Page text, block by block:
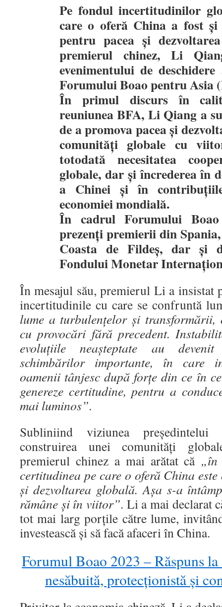
Pe fondul incertitudinilor
care o oferă China a fost
pentru pacea și
premierul chinez, Li
evenimentului de
Forumului Boao pentru Asia
În primul discurs în
reuniunea BFA, Li Qiang a
de a promova pacea și
comunități globale cu
totodată necesitatea
globale, dar și încrederea în
a Chinei și în
economiei mondială.
În cadrul Forumului
prezenți premierii din
Coasta de Fildeș, dar și
Fondului Monetar
În mesajul său, premierul Li a insistat
incertitudinile cu care se confruntă
lume a turbulențelor și transformării,
cu provocări fără precedent.
evoluțiile neașteptate au
schimbărilor importante, în care
oamenii tânjesc după forțe din ce în
genereze certitudine, pentru a
mai luminos”.
Subliniind viziunea
construirea unei comunități
premierul chinez a mai arătat că „în
certitudinea pe care o oferă China
și dezvoltarea globală. Așa s-a
rămâne și în viitor”. Li a mai declarat
tot mai larg porțile către lume,
investească și să facă afaceri în China.
Forumul Boao 2023 – Răspuns
nesăbuită, protecționistă și